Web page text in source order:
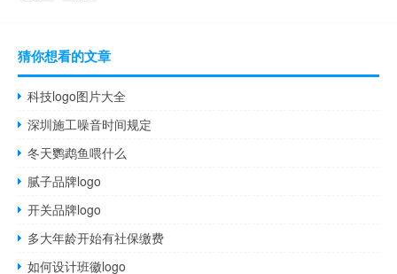
猜你想看的文章
科技logo图片大全
深圳施工噪音时间规定
冬天鹦鹉鱼喂什么
腻子品牌logo
开关品牌logo
多大年龄开始有社保缴费
如何设计班徽logo